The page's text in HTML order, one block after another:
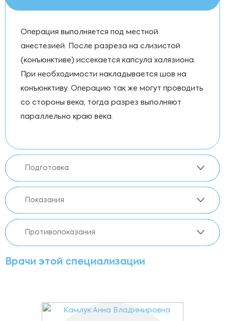
Операция выполняется под местной
анестезией. После разреза на слизистой
(конъюнктиве) иссекается капсула халязиона.
При необходимости накладывается шов на
конъюнктиву. Операцию так же могут проводить
со стороны века, тогда разрез выполняют
параллельно краю века.
Подготовка
Показания
Противопоказания
Врачи этой специализации